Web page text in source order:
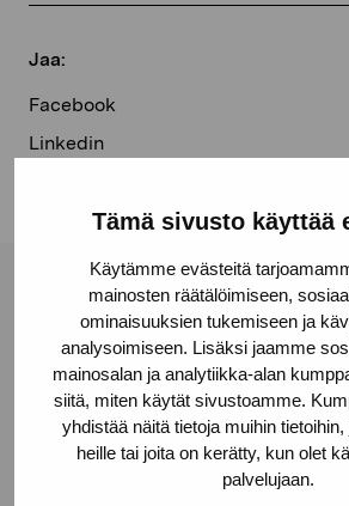
Tämä sivusto käyttää
Käytämme evästeitä
mainosten räätälöimiseen,
ominaisuuksien tukemiseen ja
analysoimiseen. Lisäksi jaamme
mainosalan ja analytiikka-alan
siitä, miten käytät sivustoamme.
yhdistää näitä tietoja muihin
heille tai joita on kerätty, kun olet
palvelujaan.
Jaa:
Facebook
Linkedin
Pro Artibus -säätiö
Kustaa Vaasan katu 11
10600 Tammisaari
proartibus@proartibus.fi